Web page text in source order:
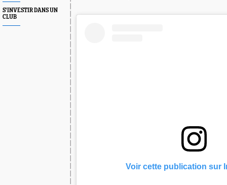
S'INVESTIR DANS UN
CLUB
Voir cette publication sur